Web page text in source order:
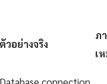
ตัวอย่างจริง
ภ
เ